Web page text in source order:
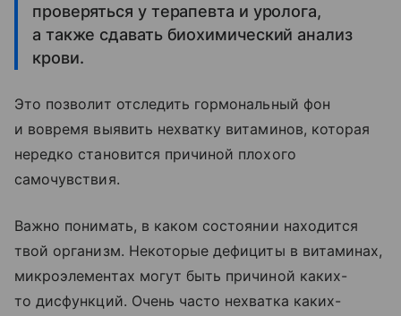
проверяться у терапевта и уролога,
а также сдавать биохимический анализ
крови.
Это позволит отследить гормональный фон
и вовремя выявить нехватку витаминов, которая
нередко становится причиной плохого
самочувствия.
Важно понимать, в каком состоянии находится
твой организм. Некоторые дефициты в витаминах,
микроэлементах могут быть причиной каких-
то дисфункций. Очень часто нехватка каких-